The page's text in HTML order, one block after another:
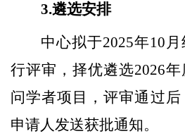
3.遴选安排
中心拟于2025年10
行评审，择优遴选2026
问学者项目，评审通过
申请人发送获批通知。